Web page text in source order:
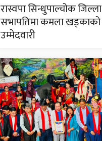
रास्वपा सिन्धुपाल्चोक जिल्ला
सभापतिमा कमला खड्काको
उम्मेदवारी